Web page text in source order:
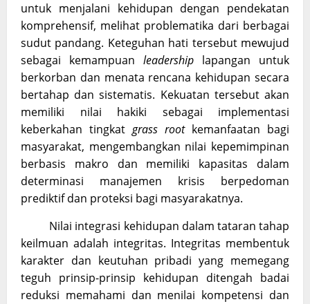
untuk menjalani kehidupan dengan pendekatan
komprehensif, melihat problematika dari berbagai
sudut pandang. Keteguhan hati tersebut mewujud
sebagai kemampuan leadership lapangan untuk
berkorban dan menata rencana kehidupan secara
bertahap dan sistematis. Kekuatan tersebut akan
memiliki nilai hakiki sebagai implementasi
keberkahan tingkatgrass root kemanfaatan bagi
masyarakat, mengembangkan nilai kepemimpinan
berbasis makro dan memiliki kapasitas dalam
determinasi manajemen krisis berpedoman
prediktif dan proteksi bagi masyarakatnya.
Nilai integrasi kehidupan dalam tataran tahap
keilmuan adalah integritas. Integritas membentuk
karakter dan keutuhan pribadi yang memegang
teguh prinsip-prinsip kehidupan ditengah badai
reduksi memahami dan menilai kompetensi dan